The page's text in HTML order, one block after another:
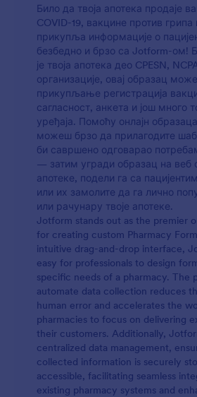
Било да твоја апотека продаје
COVID-19, вакцине против
прикупља информације о
безбедно и брзо са Jotform-ом!
је твоја апотека део CPESN,
организације, овај образац
прикупљање регистрација
сагласност, анкета и још много
уређаја. Помоћу онлајн
можеш брзо да прилагодите
би савршено одговарао
— затим угради образац на веб
апотеке, подели га са
или их замолите да га лично
или рачунару твоје апотеке.
Jotform stands out as the premier
for creating custom Pharmacy
intuitive drag-and-drop interface,
easy for professionals to design
specific needs of a pharmacy. The
automate data collection reduces
human error and accelerates the
pharmacies to focus on delivering
their customers. Additionally,
centralized data management,
collected information is securely
accessible, facilitating seamless
existing pharmacy systems and